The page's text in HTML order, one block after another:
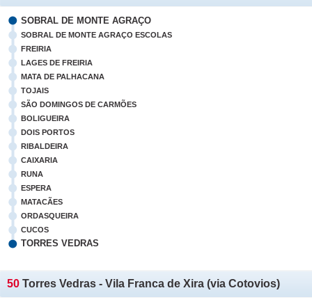
SOBRAL DE MONTE AGRAÇO
SOBRAL DE MONTE AGRAÇO ESCOLAS
FREIRIA
LAGES DE FREIRIA
MATA DE PALHACANA
TOJAIS
SÃO DOMINGOS DE CARMÕES
BOLIGUEIRA
DOIS PORTOS
RIBALDEIRA
CAIXARIA
RUNA
ESPERA
MATACÃES
ORDASQUEIRA
CUCOS
TORRES VEDRAS
50 Torres Vedras - Vila Franca de Xira (via Cotovios)